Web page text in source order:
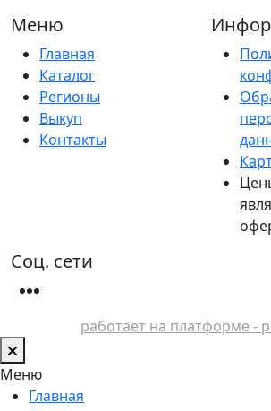
Меню
Главная
Каталог
Регионы
Выкуп
Контакты
Соц. сети
работает на платформе -
Меню
Главная